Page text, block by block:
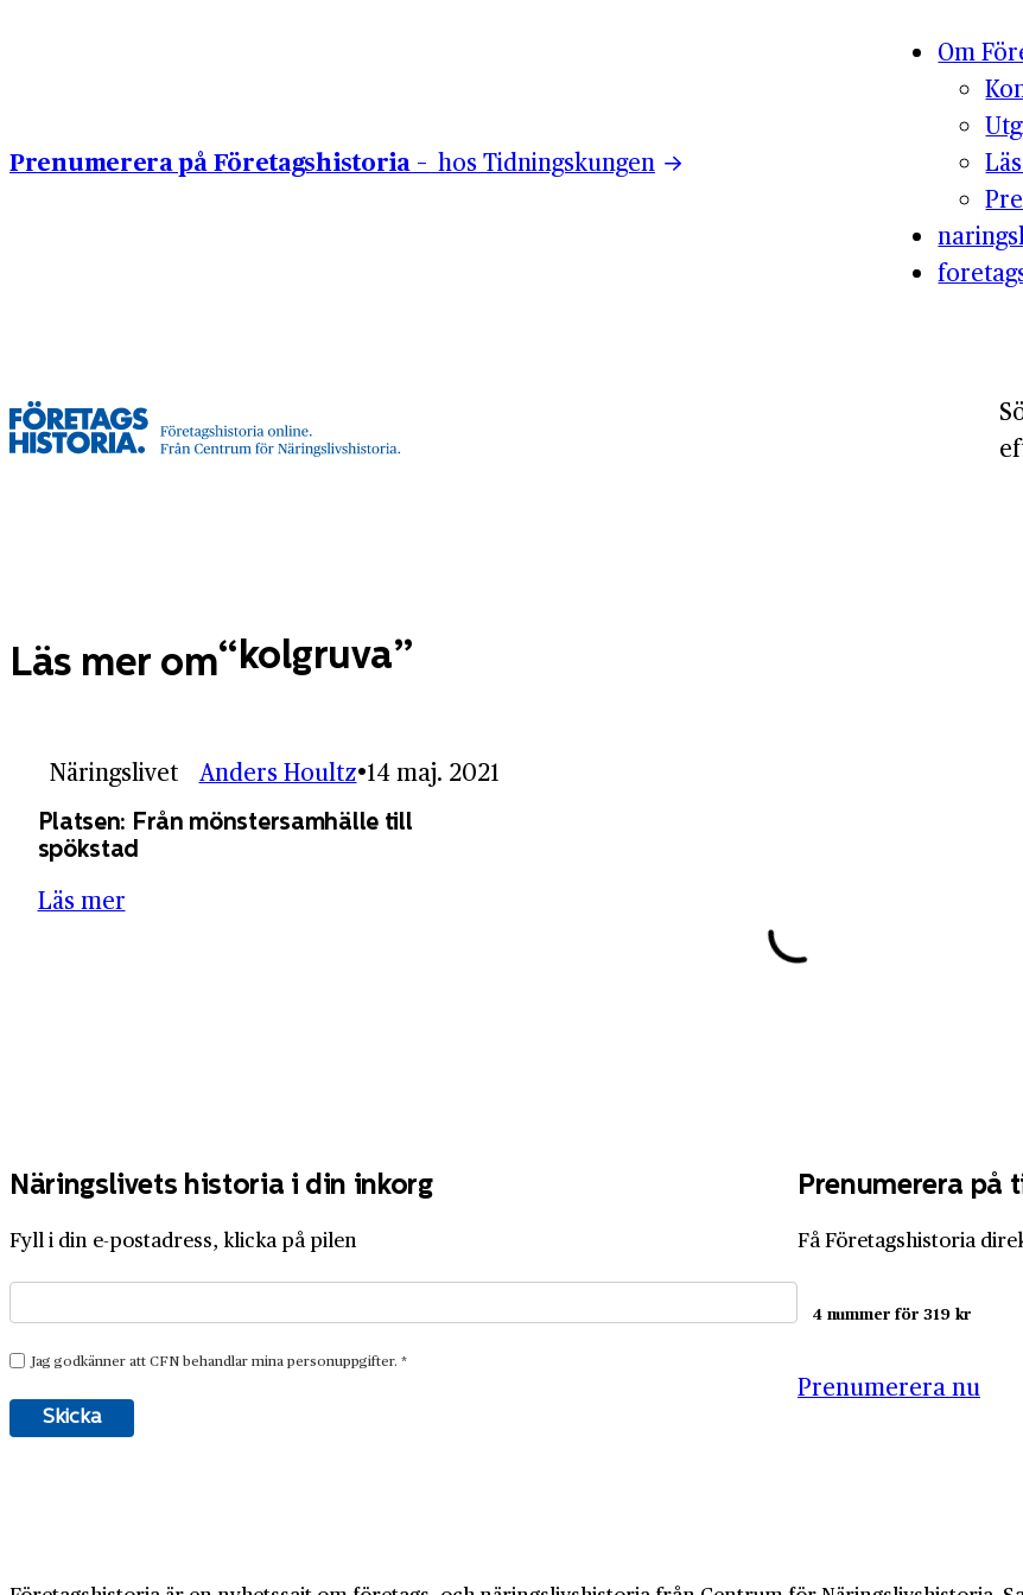
Prenumerera på Företagshistoria – hos Tidningskungen
Om
Läs mer om kolgruva
Näringslivet Anders Houltz 14 maj. 2021
Platsen: Från mönstersamhälle till
spökstad
Läs mer
Näringslivets historia i din inkorg
Fyll i din e-postadress, klicka på pilen
Prenumerera på
Få Företagshistoria
4 nummer för 319 kr
Prenumerera nu